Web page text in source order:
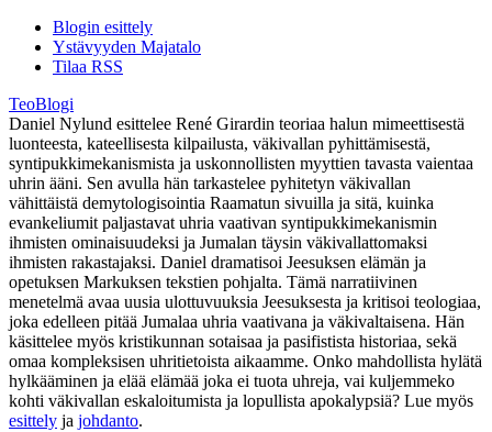
Blogin esittely
Ystävyyden Majatalo
Tilaa RSS
TeoBlogi
Daniel Nylund esittelee René Girardin teoriaa halun mimeettisestä
luonteesta, kateellisesta kilpailusta, väkivallan pyhittämisestä,
syntipukkimekanismista ja uskonnollisten myyttien tavasta vaientaa
uhrin ääni. Sen avulla hän tarkastelee pyhitetyn väkivallan
vähittäistä demytologisointia Raamatun sivuilla ja sitä, kuinka
evankeliumit paljastavat uhria vaativan syntipukkimekanismin
ihmisten ominaisuudeksi ja Jumalan täysin väkivallattomaksi
ihmisten rakastajaksi. Daniel dramatisoi Jeesuksen elämän ja
opetuksen Markuksen tekstien pohjalta. Tämä narratiivinen
menetelmä avaa uusia ulottuvuuksia Jeesuksesta ja kritisoi teologiaa,
joka edelleen pitää Jumalaa uhria vaativana ja väkivaltaisena. Hän
käsittelee myös kristikunnan sotaisaa ja pasifistista historiaa, sekä
omaa kompleksisen uhritietoista aikaamme. Onko mahdollista hylätä
hylkääminen ja elää elämää joka ei tuota uhreja, vai kuljemmeko
kohti väkivallan eskaloitumista ja lopullista apokalypsiä? Lue myös
esittely ja johdanto.